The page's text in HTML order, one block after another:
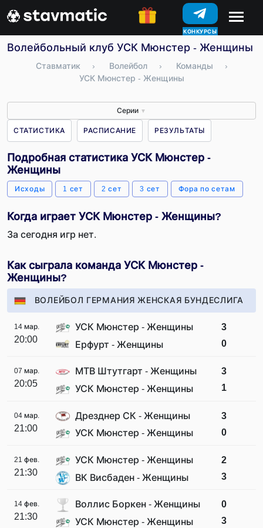
КОНКУРСЫ
Волейбольный клуб УСК Мюнстер - Женщины –
Ставматик › Волейбол › Команды
›
УСК Мюнстер - Женщины
Серии ▼
СТАТИСТИКА РАСПИСАНИЕ РЕЗУЛЬТАТЫ
Подробная статистика УСК Мюнстер -
Женщины
Исходы 1 сет 2 сет 3 сет Фора по сетам
Когда играет УСК Мюнстер - Женщины?
За сегодня игр нет.
Как сыграла команда УСК Мюнстер -
Женщины?
ВОЛЕЙБОЛ ГЕРМАНИЯ ЖЕНСКАЯ БУНДЕСЛИГА
14 мар.
20:00
УСК Мюнстер - Женщины
Ерфурт - Женщины
3
0
07 мар.
20:05
МТВ Штутгарт - Женщины
УСК Мюнстер - Женщины
3
1
04 мар.
21:00
Дрезднер СК - Женщины
УСК Мюнстер - Женщины
3
0
21 фев.
21:30
УСК Мюнстер - Женщины
ВК Висбаден - Женщины
2
3
14 фев.
21:30
Воллис Боркен - Женщины
УСК Мюнстер - Женщины
0
3